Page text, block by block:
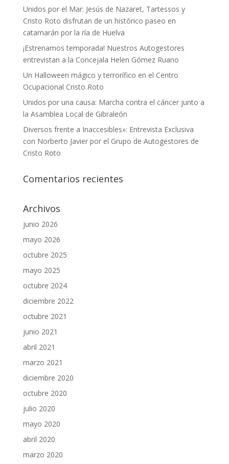
Unidos por el Mar: Jesús de Nazaret, Tartessos y
Cristo Roto disfrutan de un histórico paseo en
catamarán por la ría de Huelva
¡Estrenamos temporada! Nuestros Autogestores
entrevistan a la Concejala Helen Gómez Ruano
Un Halloween mágico y terrorífico en el Centro
Ocupacional Cristo Roto
Unidos por una causa: Marcha contra el cáncer junto a
la Asamblea Local de Gibraleón
Diversos frente a Inaccesibles»: Entrevista Exclusiva
con Norberto Javier por el Grupo de Autogestores de
Cristo Roto
Comentarios recientes
Archivos
junio 2026
mayo 2026
octubre 2025
mayo 2025
octubre 2024
diciembre 2022
octubre 2021
junio 2021
abril 2021
marzo 2021
diciembre 2020
octubre 2020
julio 2020
mayo 2020
abril 2020
marzo 2020